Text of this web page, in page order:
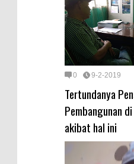
0 9-2-2019
Tertundanya
Pembangunan
akibat hal ini